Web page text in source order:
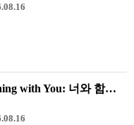
고상우: Breathing with You: 너와 함께 쉬는 숨